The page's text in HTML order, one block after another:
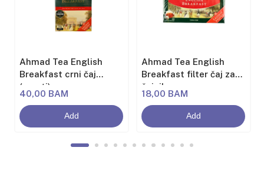
Ahmad Tea English
Breakfast crni čaj
(rasuti)
40,00 BAM
Add
Ahmad Tea English
Breakfast filter čaj za
čajnik
18,00 BAM
Add